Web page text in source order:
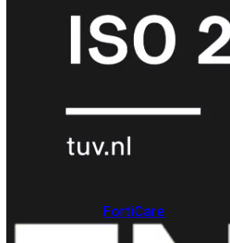
Support
FortiCare
EssentialsFortiCare
Upgrades
FortiCare
1